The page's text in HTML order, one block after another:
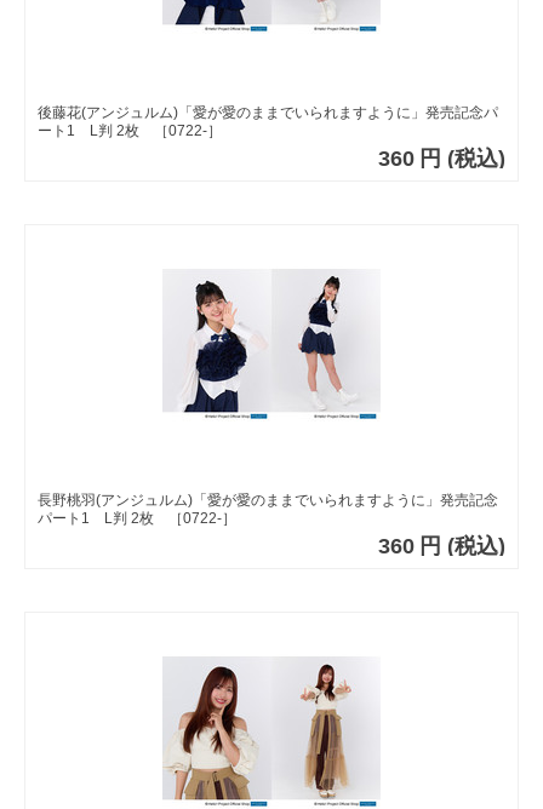
後藤花(アンジュルム)「愛が愛のままでいられますように」発売記念パ
ート1 L判 2枚 ［0722-］
360 円 (税込)
長野桃羽(アンジュルム)「愛が愛のままでいられますように」発売記念
パート1 L判 2枚 ［0722-］
360 円 (税込)